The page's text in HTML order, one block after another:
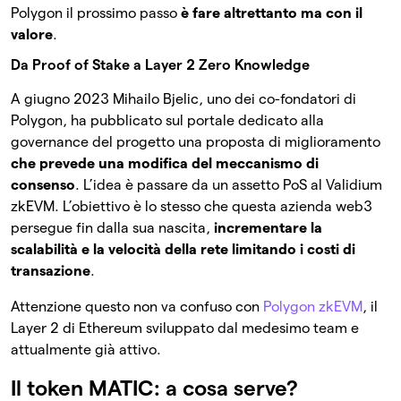
Polygon il prossimo passo è fare altrettanto ma con il
valore.
Da Proof of Stake a Layer 2 Zero Knowledge
A giugno 2023 Mihailo Bjelic, uno dei co-fondatori di
Polygon, ha pubblicato sul portale dedicato alla
governance del progetto una proposta di miglioramento
che prevede una modifica del meccanismo di
consenso. L’idea è passare da un assetto PoS al Validium
zkEVM. L’obiettivo è lo stesso che questa azienda web3
persegue fin dalla sua nascita, incrementare la
scalabilità e la velocità della rete limitando i costi di
transazione.
Attenzione questo non va confuso con Polygon zkEVM , il
Layer 2 di Ethereum sviluppato dal medesimo team e
attualmente già attivo.
Il token MATIC: a cosa serve?